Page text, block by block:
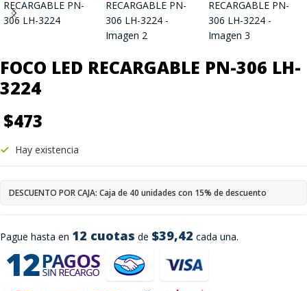
FOCO LED RECARGABLE PN-306 LH-
3224
$473
Pague hasta en 12 cuotas de $39,42 cada una.
Hay existencia
DESCUENTO POR CAJA: Caja de 40 unidades con 15% de descuento